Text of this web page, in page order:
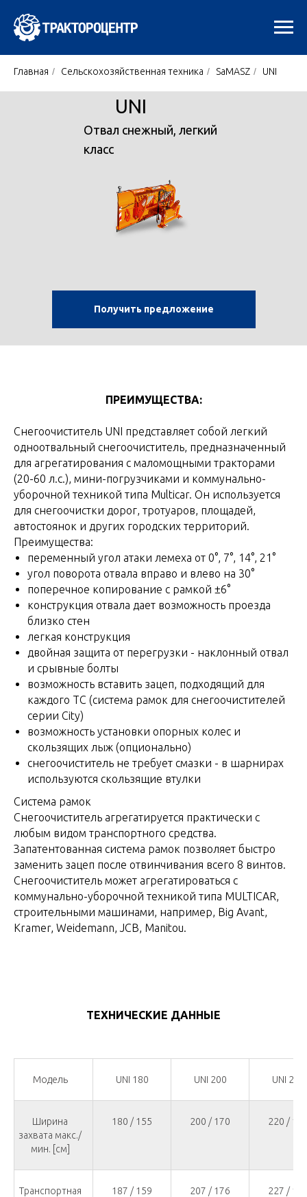
Главная / Сельскохозяйственная техника / SaMASZ / UNI
UNI
Отвал снежный, легкий
класс
Получить предложение
ПРЕИМУЩЕСТВА:
Снегоочиститель UNI представляет собой легкий
одноотвальный снегоочиститель, предназначенный
для агрегатирования с маломощными тракторами
(20-60 л.с.), мини-погрузчиками и коммунально-
уборочной техникой типа Multicar. Он используется
для снегоочистки дорог, тротуаров, площадей,
автостоянок и других городских территорий.
Преимущества:
переменный угол атаки лемеха от 0°, 7°, 14°, 21°
угол поворота отвала вправо и влево на 30°
поперечное копирование с рамкой ±6°
конструкция отвала дает возможность проезда
близко стен
легкая конструкция
двойная защита от перегрузки - наклонный отвал
и срывные болты
возможность вставить зацеп, подходящий для
каждого ТС (система рамок для снегоочистителей
серии City)
возможность установки опорных колес и
скользящих лыж (опционально)
снегоочиститель не требует смазки - в шарнирах
используются скользящие втулки
Система рамок
Снегоочиститель агрегатируется практически с
любым видом транспортного средства.
Запатентованная система рамок позволяет быстро
заменить зацеп после отвинчивания всего 8 винтов.
Снегоочиститель может агрегатироваться с
коммунально-уборочной техникой типа MULTICAR,
строительными машинами, например, Big Avant,
Kramer, Weidemann, JCB, Manitou.
ТЕХНИЧЕСКИЕ ДАННЫЕ
Модель UNI 180 UNI 200 UNI 220
Ширина
захвата макс./
мин. [см]
180 / 155 200 / 170 220 /
Транспортная
187 / 159 207 / 176 227 /